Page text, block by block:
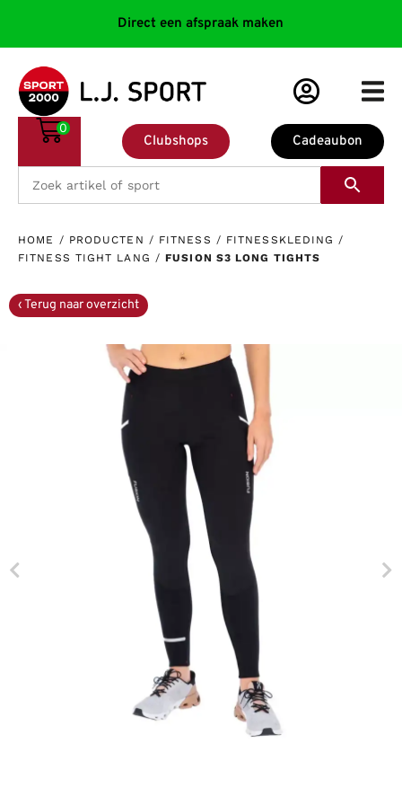
Direct een afspraak maken
Cadeaubon
Clubshops
0
HOME / PRODUCTEN / FITNESS / FITNESSKLEDING /
FITNESS TIGHT LANG /FUSION S3 LONG TIGHTS